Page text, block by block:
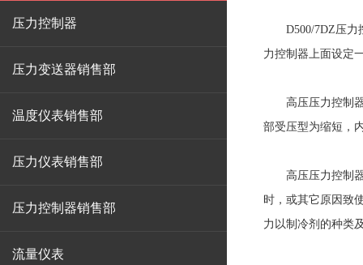
压力控制器
压力变送器销售部
温度仪表销售部
压力仪表销售部
压力控制器销售部
流量仪表
D500/7DZ压力
力控制器上面设定
高压压力控制器
部受压型为缩短，
高压压力控制器
时，或其它原因致
力以制冷剂的种类